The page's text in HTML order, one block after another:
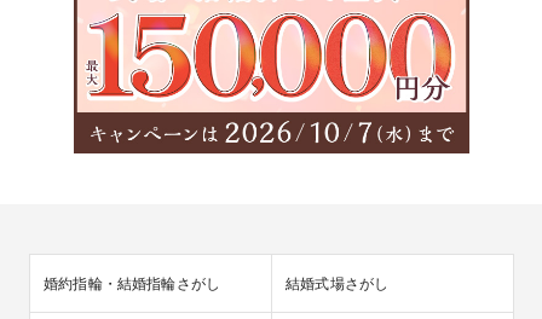
婚約指輪・結婚指輪さがし 結婚式場さがし